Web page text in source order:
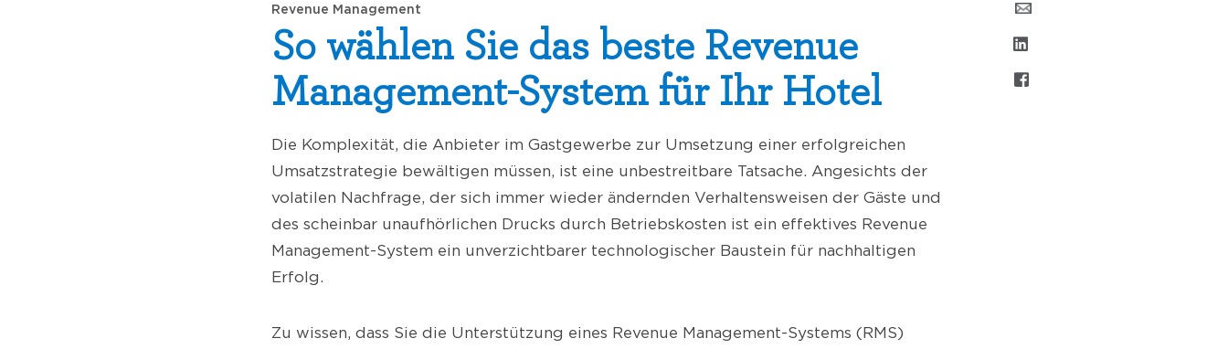
Revenue Management
So wählen Sie das beste Revenue
Management-System für Ihr Hotel
Die Komplexität, die Anbieter im Gastgewerbe zur Umsetzung einer erfolgreichen
Umsatzstrategie bewältigen müssen, ist eine unbestreitbare Tatsache. Angesichts der
volatilen Nachfrage, der sich immer wieder ändernden Verhaltensweisen der Gäste und
des scheinbar unaufhörlichen Drucks durch Betriebskosten ist ein effektives Revenue
Management-System ein unverzichtbarer technologischer Baustein für nachhaltigen
Erfolg.
Zu wissen, dass Sie die Unterstützung eines Revenue Management-Systems (RMS)